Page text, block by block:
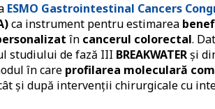
ESMO Gastrointestinal Cancers
ca instrument pentru estimarea
în cancerul colorectal.
studiului de fază III BREAKWATERși
în care profilarea moleculară
și după intervenții chirurgicale cu